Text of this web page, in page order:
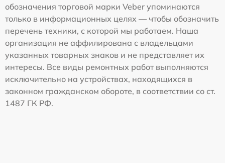
обозначения торговой марки Veber упоминаются
только в информационных целях — чтобы обозначить
перечень техники, с которой мы работаем. Наша
организация не аффилирована с владельцами
указанных товарных знаков и не представляет их
интересы. Все виды ремонтных работ выполняются
исключительно на устройствах, находящихся в
законном гражданском обороте, в соответствии со ст.
1487 ГК РФ.